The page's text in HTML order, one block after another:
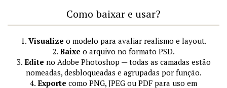
Como baixar e usar?
1. Visualize o modelo para avaliar realismo e layout.
2. Baixe o arquivo no formato PSD.
3. Edite no Adobe Photoshop — todas as camadas estão
nomeadas, desbloqueadas e agrupadas por função.
4. Exporte como PNG, JPEG ou PDF para uso em